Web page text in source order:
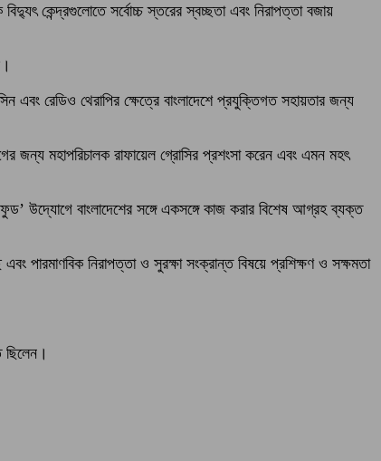
কেন্দ্রগুলোতে সর্বোচ্চ স্তরের স্বচ্ছতা এবং নিরাপত্তা বজায়
এবং রেডিও থেরাপির ক্ষেত্রে বাংলাদেশে প্রযুক্তিগত সহায়তার জন্য
জন্য মহাপরিচালক রাফায়েল গ্রোসির প্রশংসা করেন এবং এমন মহৎ
উদ্যোগে বাংলাদেশের সঙ্গে একসঙ্গে কাজ করার বিশেষ আগ্রহ ব্যক্ত
পারমাণবিক নিরাপত্তা ও সুরক্ষা সংক্রান্ত বিষয়ে প্রশিক্ষণ ও সক্ষমতা
ছিলেন।